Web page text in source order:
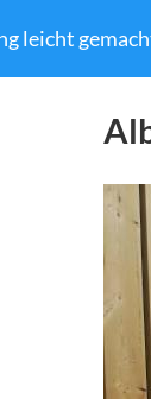
leicht